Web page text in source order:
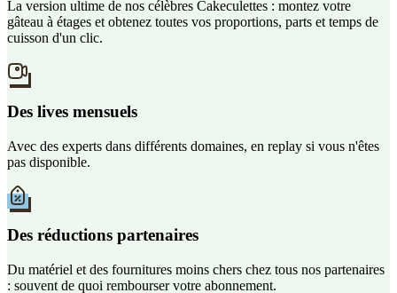
La version ultime de nos célèbres Cakeculettes : montez votre
gâteau à étages et obtenez toutes vos proportions, parts et temps de
cuisson d'un clic.
Des lives mensuels
Avec des experts dans différents domaines, en replay si vous n'êtes
pas disponible.
Des réductions partenaires
Du matériel et des fournitures moins chers chez tous nos partenaires
: souvent de quoi rembourser votre abonnement.